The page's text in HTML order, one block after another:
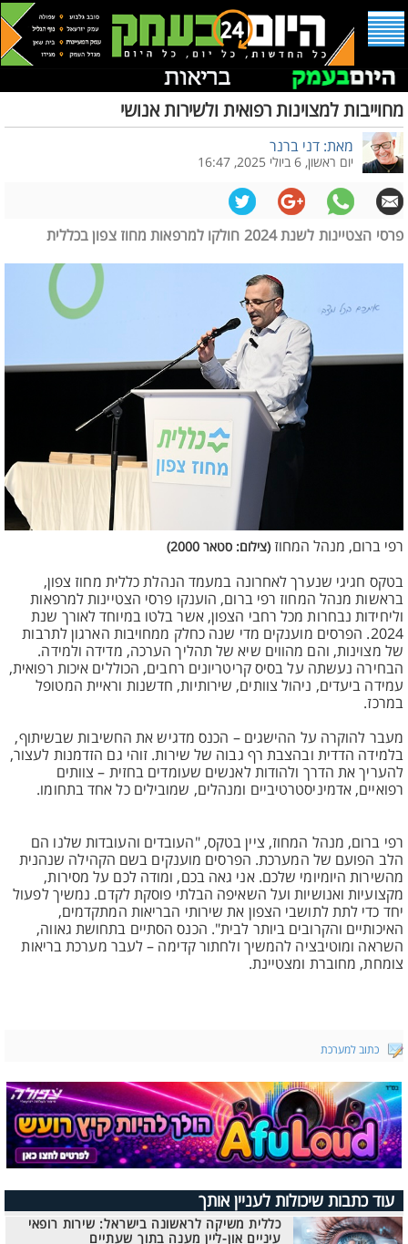
מחוייבות למצוינות רפואית ולשירות אנושי
מאת: דני ברנר
יום ראשון, 6 ביולי 2025, 16:47
פרסי הצטיינות לשנת 2024 חולקו למרפאות מחוז צפון בכללית
רפי ברום, מנהל המחוז (צילום: סטאר 2000)
בטקס חגיגי שנערך לאחרונה במעמד הנהלת כללית מחוז צפון,
בראשות מנהל המחוז רפי ברום, הוענקו פרסי הצטיינות למרפאות
וליחידות נבחרות מכל רחבי הצפון, אשר בלטו במיוחד לאורך שנת
2024. הפרסים מוענקים מדי שנה כחלק ממחויבות הארגון לתרבות
של מצוינות, והם מהווים שיא של תהליך הערכה, מדידה ולמידה.
הבחירה נעשתה על בסיס קריטריונים רחבים, הכוללים איכות רפואית,
עמידה ביעדים, ניהול צוותים, שירותיות, חדשנות וראיית המטופל
במרכז.
מעבר להוקרה על ההישגים – הכנס מדגיש את החשיבות שבשיתוף,
בלמידה הדדית ובהצבת רף גבוה של שירות. זוהי גם הזדמנות לעצור,
להעריך את הדרך ולהודות לאנשים שעומדים בחזית – צוותים
רפואיים, אדמיניסטרטיביים ומנהלים, שמובילים כל אחד בתחומו.
רפי ברום, מנהל המחוז, ציין בטקס, "העובדים והעובדות שלנו הם
הלב הפועם של המערכת. הפרסים מוענקים בשם הקהילה שנהנית
מהשירות היומיומי שלכם. אני גאה בכם, ומודה לכם על מסירות,
מקצועיות ואנושיות ועל השאיפה הבלתי פוסקת לקדם. נמשיך לפעול
יחד כדי לתת לתושבי הצפון את שירותי הבריאות המתקדמים,
האיכותיים והקרובים ביותר לבית". הכנס הסתיים בתחושת גאווה,
השראה ומוטיבציה להמשיך ולחתור קדימה – לעבר מערכת בריאות
צומחת, מחוברת ומצטיינת.
כתוב למערכת
עוד כתבות שיכולות לעניין אותך
כללית משיקה לראשונה בישראל: שירות רופאי
עיניים און-ליין מענה בתוך שעתיים